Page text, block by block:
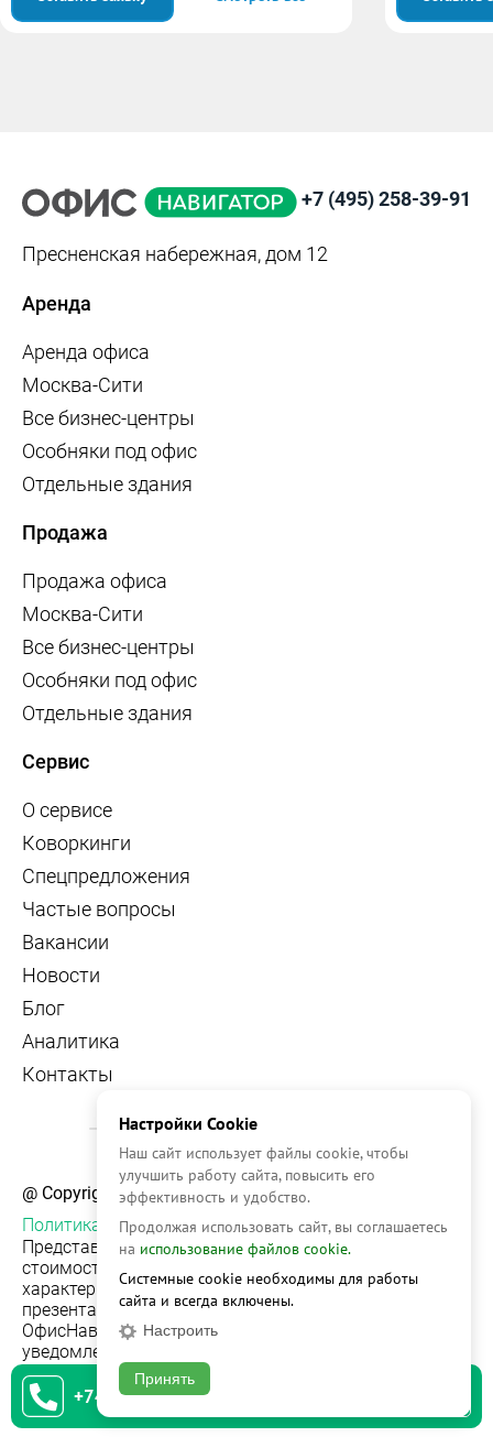
+7 (495) 258-39-91
Пресненская набережная, дом 12
Аренда
Аренда офиса
Москва-Сити
Все бизнес-центры
Особняки под офис
Отдельные здания
Продажа
Продажа офиса
Москва-Сити
Все бизнес-центры
Особняки под офис
Отдельные здания
Сервис
О сервисе
Коворкинги
Спецпредложения
Частые вопросы
Вакансии
Новости
Блог
Аналитика
Контакты
@ Copyright, 2026 OFFICE NAVIGATOR
Политика конфиденциальности
Представленная на сайте информация, в т.ч.
стоимости объектов, носит информационный
характер и не является публичной офертой. Условия
презентации объекта недвижимости на сервисе
ОфисНавигатор могут быть изменены без
уведомления.
+74951542930
Настройки Cookie
Наш сайт использует файлы cookie, чтобы
улучшить работу сайта, повысить его
эффективность и удобство.
Продолжая использовать сайт, вы соглашаетесь
на использование файлов cookie.
Системные cookie необходимы для работы
сайта и всегда включены.
Настроить
Принять